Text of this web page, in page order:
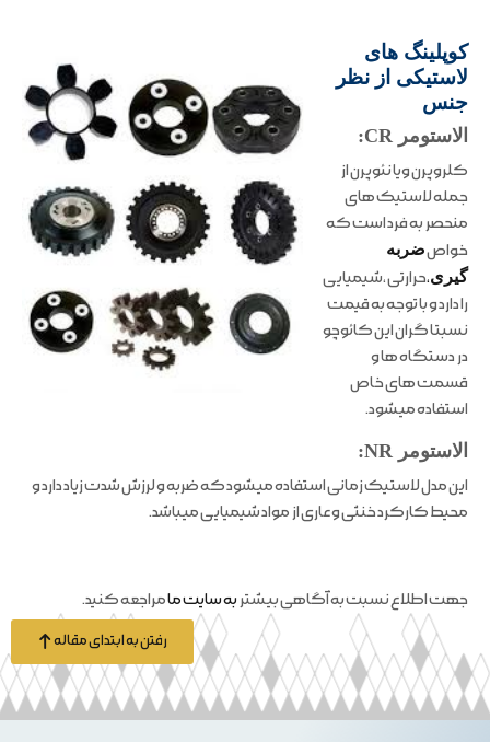
کوپلینگ های
لاستیکی از نظر
جنس
الاستومر CR:
کلروپرن ویا نئوپرن از
جمله لاستیک های
منحصر به فرد است که
خواصضربه
گیری،حرارتی ،شیمیایی
را دارد و با توجه به قیمت
نسبتا گران این کائوچو
در دستگاه ها و
قسمت های خاص
استفاده میشود.
الاستومر NR:
این مدل لاستیک زمانی استفاده میشود که ضربه و لرزش شدت زیاد دارد و
محیط کارکرد خنثی و عاری از مواد شیمیایی میباشد.
جهت اطلاع نسبت به آگاهی بیشتر به سایت مامراجعه کنید.
رفتن به ابتدای مقاله